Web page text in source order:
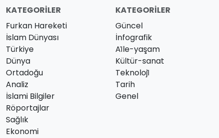
KATEGORILER
Furkan Hareketi
İslam Dünyası
Türkiye
Dünya
Ortadoğu
Analiz
İslami Bilgiler
Röportajlar
Sağlık
Ekonomi
KATEGORILER
Güncel
İnfografik
Ai̇le-yaşam
Kültür-sanat
Teknoloji̇
Tarih
Genel